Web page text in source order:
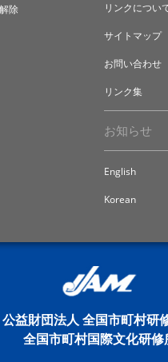
除
リンクについ
サイトマップ
お問い合わせ
リンク集
お知らせ
English
Korean
公益財団法人 全国市町村研
全国市町村国際文化研修